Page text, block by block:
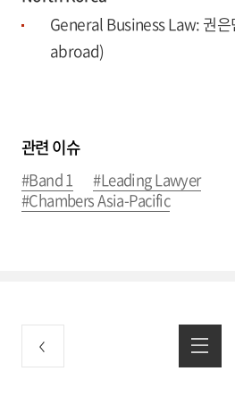
General Business Law: 권
abroad)
관련 이슈
#Band 1
#Leading Lawyer
#Chambers Asia-Pacific